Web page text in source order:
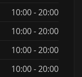
10:00 - 20:00
10:00 - 20:00
10:00 - 20:00
10:00 - 20:00